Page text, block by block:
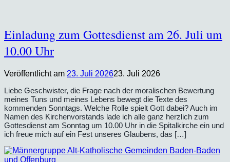
Einladung zum Gottesdienst am 26. Juli um
10.00 Uhr
Veröffentlicht am 23. Juli 202623. Juli 2026
Liebe Geschwister, die Frage nach der moralischen Bewertung
meines Tuns und meines Lebens bewegt die Texte des
kommenden Sonntags. Welche Rolle spielt Gott dabei? Auch im
Namen des Kirchenvorstands lade ich alle ganz herzlich zum
Gottesdienst am Sonntag um 10.00 Uhr in die Spitalkirche ein und
ich freue mich auf ein Fest unseres Glaubens, das […]